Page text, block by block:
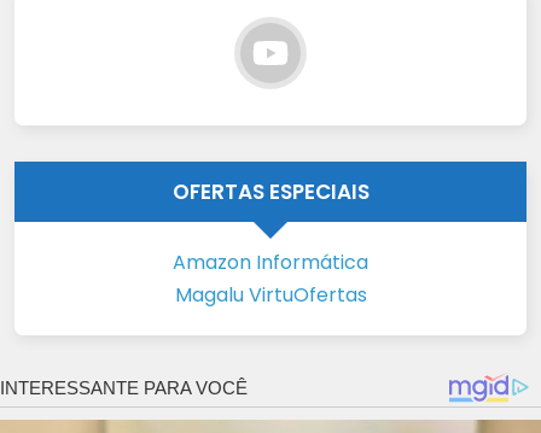
OFERTAS ESPECIAIS
Amazon Informática
Magalu VirtuOfertas